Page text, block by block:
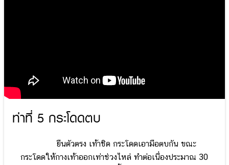
ท่าที่ 5 กระโดดตบ
ยืนตัวตรง เท้าชิด กระโดดเอามือตบกัน ขณะ
กระโดดให้กางเท้าออกเท่าช่วงไหล่ ทำต่อเนื่องประมาณ 30